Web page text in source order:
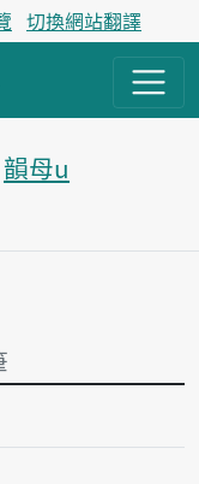
切換網站翻譯
韻母u
塊